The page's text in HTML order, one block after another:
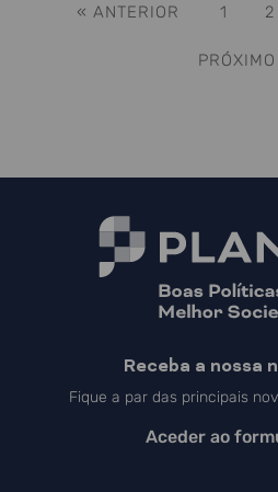
« ANTERIOR 1 2
Receba a nossa
Fique a par das principais
Aceder ao